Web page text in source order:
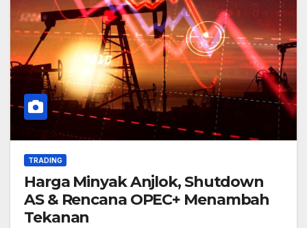
TRADING
Harga Minyak Anjlok, Shutdown
AS & Rencana OPEC+ Menambah
Tekanan